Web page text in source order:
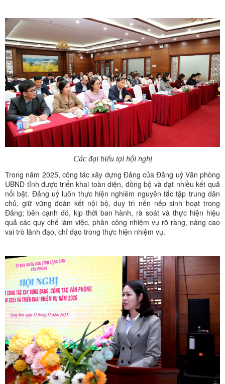
Các đại biểu tại hội nghị
Trong năm 2025, công tác xây dựng Đảng của Đảng uỷ Văn phòng
UBND tỉnh được triển khai toàn diện, đồng bộ và đạt nhiều kết quả
nổi bật. Đảng uỷ luôn thực hiện nghiêm nguyên tắc tập trung dân
chủ, giữ vững đoàn kết nội bộ, duy trì nền nếp sinh hoạt trong
Đảng; bên cạnh đó, kịp thời ban hành, rà soát và thực hiện hiệu
quả các quy chế làm việc, phân công nhiệm vụ rõ ràng, nâng cao
vai trò lãnh đạo, chỉ đạo trong thực hiện nhiệm vụ.